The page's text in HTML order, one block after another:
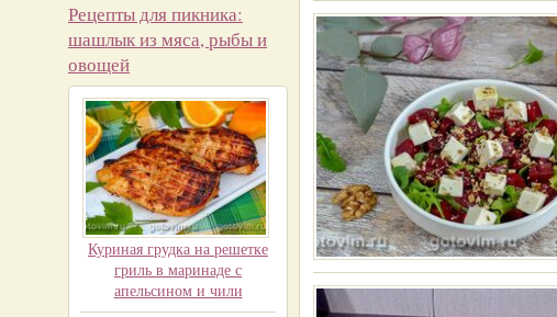
Рецепты для пикника:
шашлык из мяса, рыбы и
овощей
Куриная грудка на решетке
гриль в маринаде с
апельсином и чили